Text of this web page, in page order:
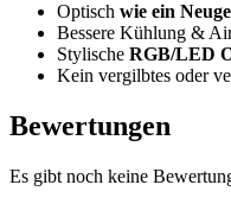
Optisch wie ein
Bessere Kühlung &
Stylische RGB/LED
Kein vergilbtes oder
Bewertungen
Es gibt noch keine